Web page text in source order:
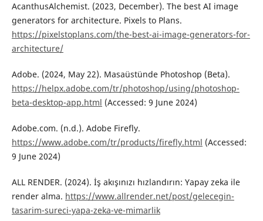
AcanthusAlchemist. (2023, December). The best AI image
generators for architecture. Pixels to Plans.
https://pixelstoplans.com/the-best-ai-image-generators-for-
architecture/
Adobe. (2024, May 22). Masaüstünde Photoshop (Beta).
https://helpx.adobe.com/tr/photoshop/using/photoshop-
beta-desktop-app.html (Accessed: 9 June 2024)
Adobe.com. (n.d.). Adobe Firefly.
https://www.adobe.com/tr/products/firefly.html (Accessed:
9 June 2024)
ALL RENDER. (2024). İş akışınızı hızlandırın: Yapay zeka ile
render alma. https://www.allrender.net/post/gelecegin-
tasarim-sureci-yapa-zeka-ve-mimarlik